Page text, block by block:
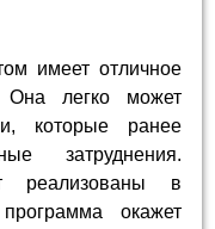
имеет отличное
Она легко может
которые ранее
затруднения.
реализованы в
окажет